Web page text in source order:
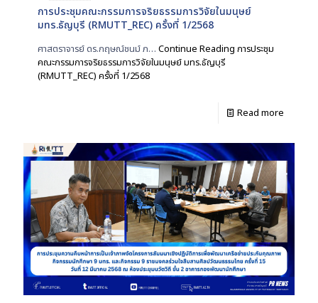
การประชุมคณะกรรมการจริยธรรมการวิจัยในมนุษย์
มทร.ธัญบุรี (RMUTT_REC) ครั้งที่ 1/2568
ศาสตราจารย์ ดร.กฤษณ์ชนม์ ภ… Continue Reading การประชุม
คณะกรรมการจริยธรรมการวิจัยในมนุษย์ มทร.ธัญบุรี
(RMUTT_REC) ครั้งที่ 1/2568
Read more